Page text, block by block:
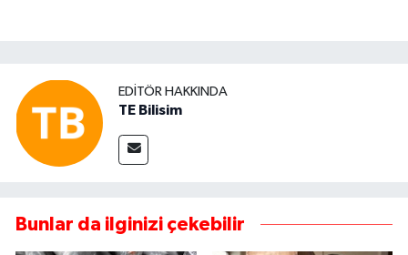
EDITÖR HAKKINDA
TE Bilisim
Bunlar da ilginizi çekebilir